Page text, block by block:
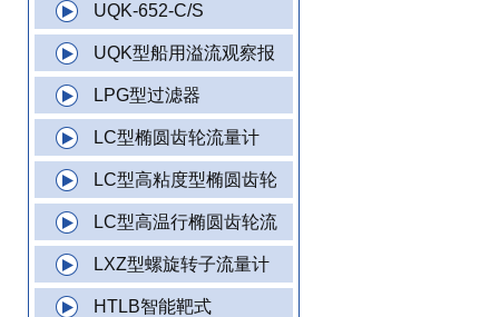
UQK-652-C/S
UQK型船用溢流观察报
LPG型过滤器
LC型椭圆齿轮流量计
LC型高粘度型椭圆齿轮
LC型高温行椭圆齿轮流
LXZ型螺旋转子流量计
HTLB智能靶式